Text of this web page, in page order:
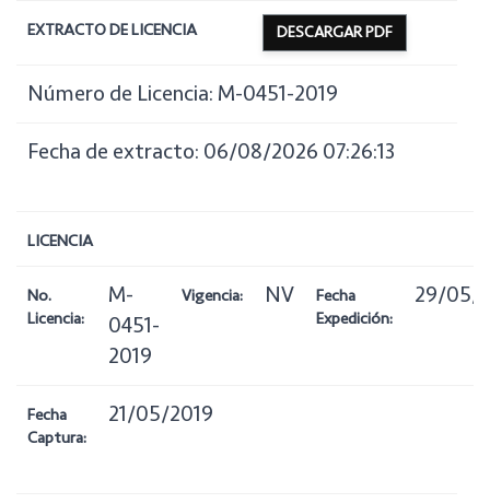
EXTRACTO DE LICENCIA DESCARGAR PDF
Número de Licencia: M-0451-2019
Fecha de extracto: 06/08/2026 07:26:13
LICENCIA
No.
Licencia:
M-
0451-
2019
Vigencia: NV
Fecha
Expedición:
29/05/
Fecha
Captura:
21/05/2019